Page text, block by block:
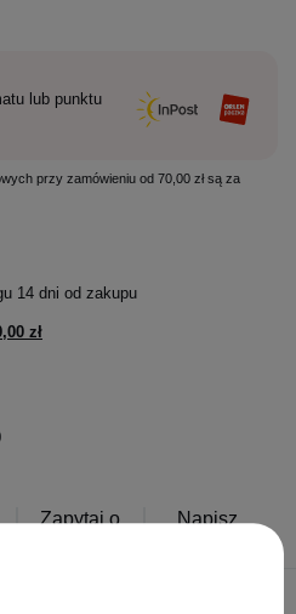
lub punktu
przy zamówieniu od 70,00 zł są za
14 dni od zakupu
zł
Zapytaj o
Napisz